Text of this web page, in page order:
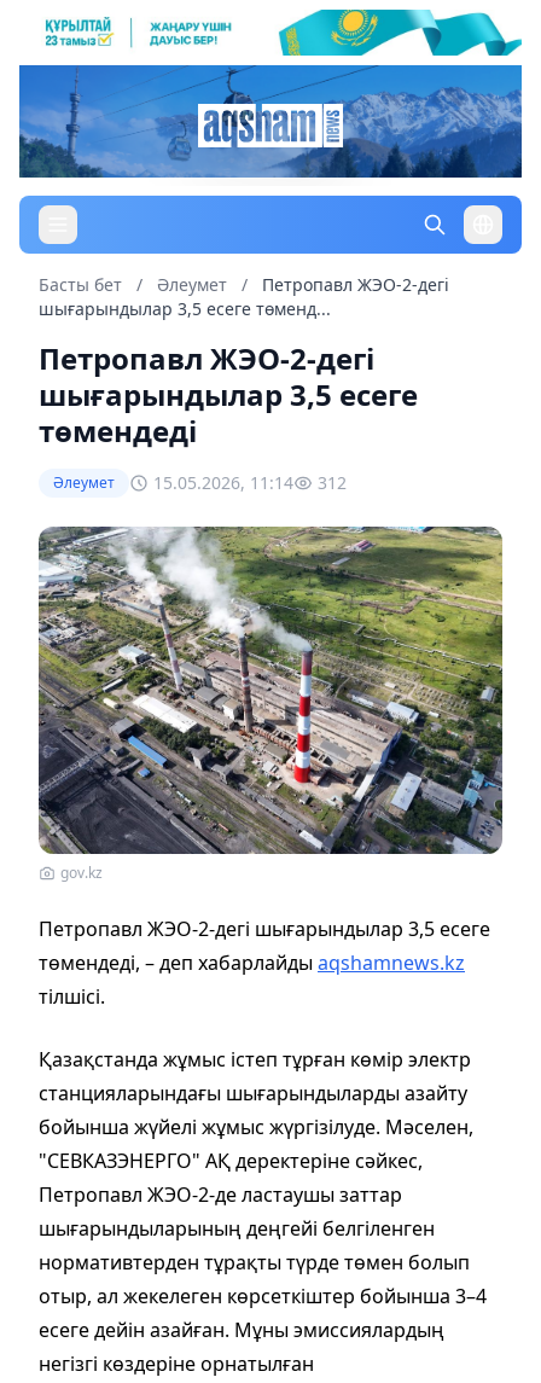
Басты бет / Әлеумет /
Петропавл ЖЭО-2-дегі
шығарындылар 3,5 есеге төменд...
Петропавл ЖЭО-2-дегі
шығарындылар 3,5 есеге
төмендеді
Әлеумет 15.05.2026, 11:14 312
gov.kz
Петропавл ЖЭО-2-дегі шығарындылар 3,5 есеге
төмендеді, – деп хабарлайдыaqshamnews.kz
тілшісі.
Қазақстанда жұмыс істеп тұрған көмір электр
станцияларындағы шығарындыларды азайту
бойынша жүйелі жұмыс жүргізілуде. Мәселен,
"СЕВКАЗЭНЕРГО" АҚ деректеріне сәйкес,
Петропавл ЖЭО-2-де ластаушы заттар
шығарындыларының деңгейі белгіленген
нормативтерден тұрақты түрде төмен болып
отыр, ал жекелеген көрсеткіштер бойынша 3–4
есеге дейін азайған. Мұны эмиссиялардың
негізгі көздеріне орнатылған